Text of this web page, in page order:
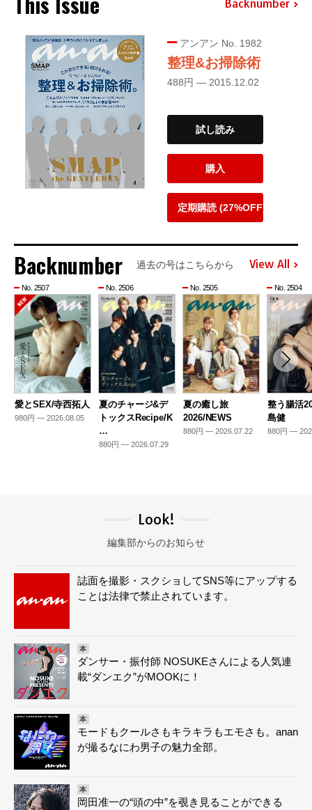
Backnumber
アンアン No. 1982
整理&お掃除術
488円 — 2015.12.02
試し読み
購入
定期購読 (27%OFF)
Backnumber 過去の号はこちらから View All
No. 2507
愛とSEX/寺西拓人
980円 — 2026.08.05
No. 2506
夏のチャージ&デ
トックスRecipe/K
…
880円 — 2026.07.29
No. 2505
夏の癒し旅
2026/NEWS
880円 — 2026.07.22
No. 2504
整う腸活
島健
880円 —
Look!
編集部からのお知らせ
誌面を撮影・スクショしてSNS等にアップする
ことは法律で禁止されています。
本
ダンサー・振付師 NOSUKEさんによる人気連
載“ダンエク”がMOOKに！
本
モードもクールさもキラキラもエモさも。anan
が撮るなにわ男子の魅力全部。
本
岡田准一の“頭の中”を覗き見ることができる